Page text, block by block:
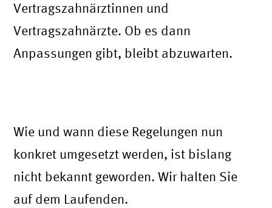
Vertragszahnärztinnen und
Vertragszahnärzte. Ob es dann
Anpassungen gibt, bleibt abzuwarten.
Wie und wann diese Regelungen nun
konkret umgesetzt werden, ist bislang
nicht bekannt geworden. Wir halten Sie
auf dem Laufenden.